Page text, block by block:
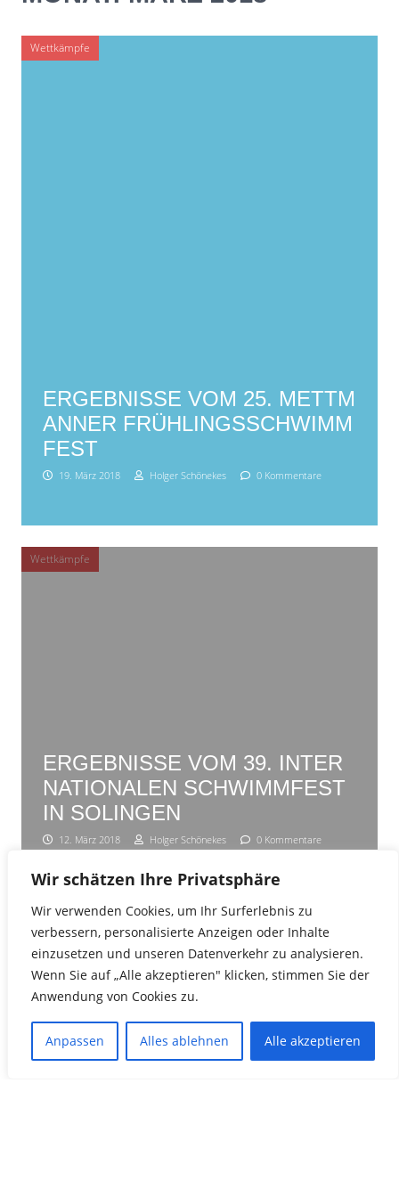
Wir schätzen Ihre Privatsphäre
Wir verwenden Cookies, um Ihr Surferlebnis zu
verbessern, personalisierte Anzeigen oder Inhalte
einzusetzen und unseren Datenverkehr zu analysieren.
Wenn Sie auf „Alle akzeptieren" klicken, stimmen Sie der
Anwendung von Cookies zu.
Anpassen Alles ablehnen Alle akzeptieren
Wettkämpfe
ERGEBNISSE VOM 25. METTM
ANNER FRÜHLINGSSCHWIMM
FEST
19. März 2018 Holger Schönekes 0 Kommentare
Wettkämpfe
ERGEBNISSE VOM 39. INTER
NATIONALEN SCHWIMMFEST
IN SOLINGEN
12. März 2018 Holger Schönekes 0 Kommentare
Früh aufstehen hieß es am vergangenen Wochenende
für die Aktiven der Schwimmabteilung. Am Samstag und
Sonntag ging es schon um kurz nach 7 los in Richtung
Solingen. Dort stand der …
„Ergebnisse vom 39. Internationalen Schwimmfest in
weiterlesen
SEITENLEISTE